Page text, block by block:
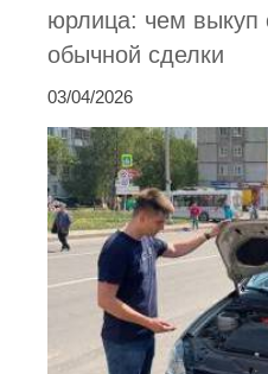
юрлица: чем выкуп
обычной сделки
03/04/2026